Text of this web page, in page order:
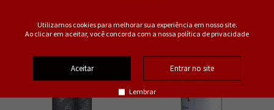
Utilizamos cookies para melhorar sua experiência em nosso site.
Ao clicar em aceitar, você concorda com a nossa política de privacidade
Aceitar Entrar no site
Lembrar